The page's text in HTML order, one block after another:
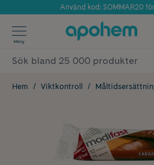
Årets Butik 2025
Använd kod: SOMMAR20
✓ Fri frakt
✓ Poäng på alla
Meny
Hem Viktkontroll